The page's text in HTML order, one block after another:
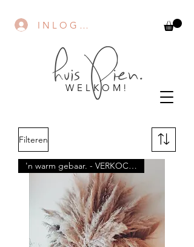
I N L O G G E N.
W E L K O M !
Filteren
'n warm gebaar. - VERKOCHT!